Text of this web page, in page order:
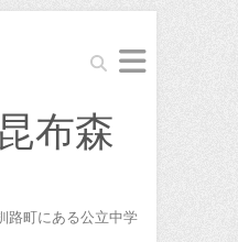
Search
布森
路町にある公立中学